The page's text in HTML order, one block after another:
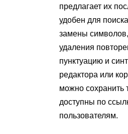
предлагает их
удобен для
замены
удаления
пунктуацию и
редактора или
можно сохранить
доступны по
пользователям.